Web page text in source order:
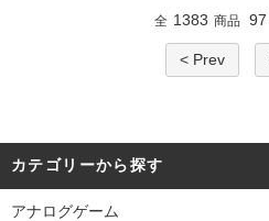
全 1383 商品 97
< Prev
カテゴリーから探す
アナログゲーム